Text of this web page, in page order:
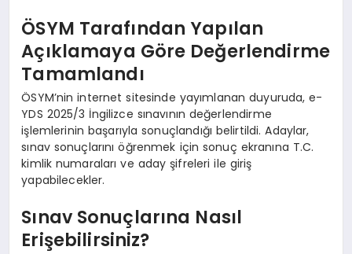
ÖSYM Tarafından Yapılan
Açıklamaya Göre Değerlendirme
Tamamlandı
ÖSYM’nin internet sitesinde yayımlanan duyuruda, e-
YDS 2025/3 İngilizce sınavının değerlendirme
işlemlerinin başarıyla sonuçlandığı belirtildi. Adaylar,
sınav sonuçlarını öğrenmek için sonuç ekranına T.C.
kimlik numaraları ve aday şifreleri ile giriş
yapabilecekler.
Sınav Sonuçlarına Nasıl
Erişebilirsiniz?